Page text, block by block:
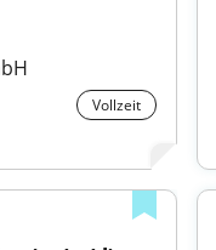
Vollzeit